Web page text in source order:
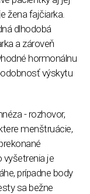
žena fajčiarka.
dlhodobá
a zároveň
hormonálnu
výskytu
- rozhovor,
menštruácie,
vyšetrenia je
prípadne body
sa bežne